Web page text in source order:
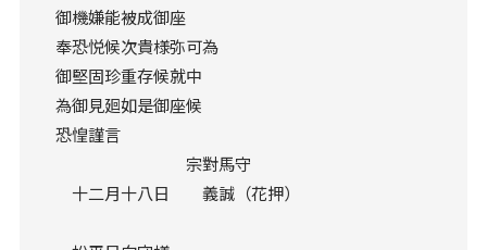
御機嫌能被成御座
奉恐悦候次貴様弥可為
御堅固珍重存候就中
為御見廻如是御座候
恐惶謹言
宗對馬守
十二月十八日 義誠（花押）